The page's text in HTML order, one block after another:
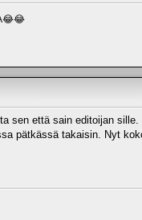
sen että sain editoijan sille.
pätkässä takaisin. Nyt